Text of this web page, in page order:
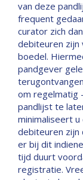
van deze
frequent
curator zich
debiteuren zijn
boedel.
pandgever
om regelmatig
pandlijst te
minimaliseert
debiteuren zijn
er bij dit
tijd duurt
registratie.